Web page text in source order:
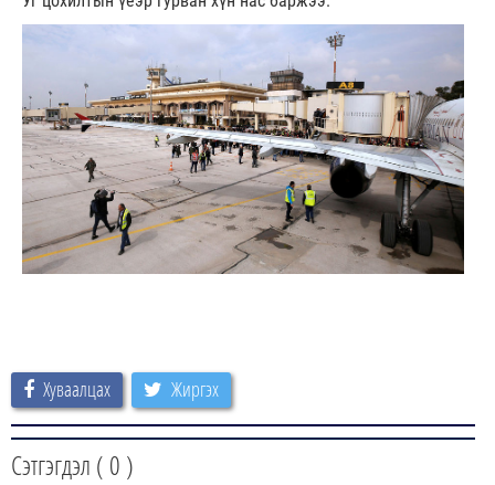
Хуваалцах Жиргэх
Сэтгэгдэл ( 0 )